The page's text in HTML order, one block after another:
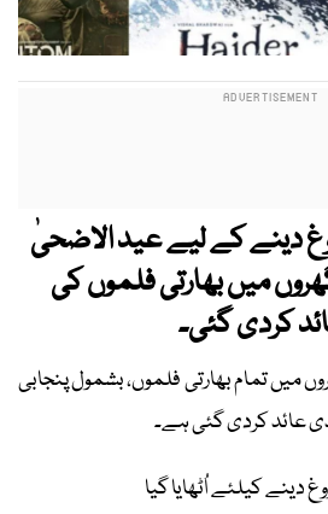
دینے کے لیے عید الاضحیٰ
میں بھارتی فلموں کی
کردی گئی۔
میں تمام بھارتی فلموں، بشمول پنجابی
عائد کردی گئی ہے۔
دینے کیلئے اُٹھایا گیا